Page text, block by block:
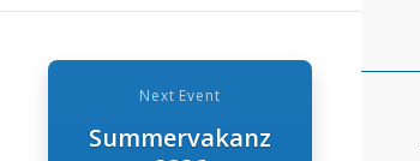
Next Event
Summervakanz